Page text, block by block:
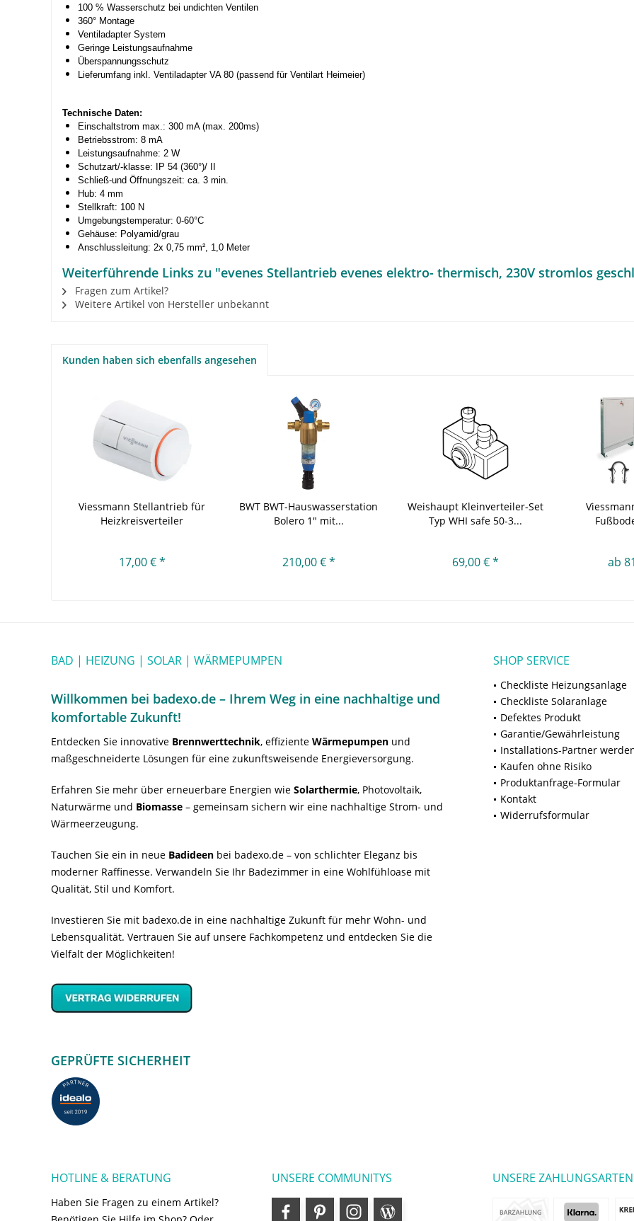
100 % Wasserschutz bei undichten Ventilen
360° Montage
Ventiladapter System
Geringe Leistungsaufnahme
Überspannungsschutz
Lieferumfang inkl. Ventiladapter VA 80 (passend für Ventilart Heimeier)
Technische Daten:
Einschaltstrom max.: 300 mA (max. 200ms)
Betriebsstrom: 8 mA
Leistungsaufnahme: 2 W
Schutzart/-klasse: IP 54 (360°)/ II
Schließ-und Öffnungszeit: ca. 3 min.
Hub: 4 mm
Stellkraft: 100 N
Umgebungstemperatur: 0-60°C
Gehäuse: Polyamid/grau
Anschlussleitung: 2x 0,75 mm², 1,0 Meter
Weiterführende Links zu "evenes Stellantrieb evenes elektro- thermisch, 230V stromlos
Fragen zum Artikel?
Weitere Artikel von Hersteller unbekannt
Kunden haben sich ebenfalls angesehen
Viessmann Stellantrieb für
Heizkreisverteiler
17,00 € *
BWT BWT-Hauswasserstation
Bolero 1" mit...
210,00 € *
Weishaupt Kleinverteiler-Set
Typ WHI safe 50-3...
69,00 € * ab
BAD | HEIZUNG | SOLAR | WÄRMEPUMPEN
Willkommen bei badexo.de – Ihrem Weg in eine nachhaltige und
komfortable Zukunft!
Entdecken Sie innovative Brennwerttechnik, effiziente Wärmepumpen und
maßgeschneiderte Lösungen für eine zukunftsweisende Energieversorgung.
Erfahren Sie mehr über erneuerbare Energien wie Solarthermie, Photovoltaik,
Naturwärme und Biomasse – gemeinsam sichern wir eine nachhaltige Strom- und
Wärmeerzeugung.
Tauchen Sie ein in neue Badideen bei badexo.de – von schlichter Eleganz bis
moderner Raffinesse. Verwandeln Sie Ihr Badezimmer in eine Wohlfühloase mit
Qualität, Stil und Komfort.
Investieren Sie mit badexo.de in eine nachhaltige Zukunft für mehr Wohn- und
Lebensqualität. Vertrauen Sie auf unsere Fachkompetenz und entdecken Sie die
Vielfalt der Möglichkeiten!
GEPRÜFTE SICHERHEIT
SHOP SERVICE
Checkliste Heizungsanlage
Checkliste Solaranlage
Defektes Produkt
Garantie/Gewährleistung
Installations-Partner
Kaufen ohne Risiko
Produktanfrage-Formular
Kontakt
Widerrufsformular
HOTLINE & BERATUNG
Haben Sie Fragen zu einem Artikel?
UNSERE COMMUNITYS UNSERE ZAHLUNGSARTEN